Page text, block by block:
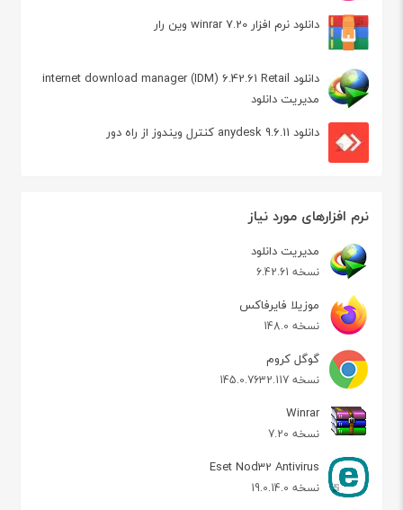
دانلود نرم افزار winrar 7.20 وین رار
دانلود internet download manager (IDM) 6.42.61 Retail
مدیریت دانلود
دانلود anydesk 9.6.11 کنترل ویندوز از راه دور
نرم افزارهای مورد نیاز
مدیریت دانلود
نسخه 6.42.61
موزیلا فایرفاکس
نسخه 148.0
گوگل کروم
نسخه 145.0.7632.117
Winrar
نسخه 7.20
Eset Nod32 Antivirus
نسخه 19.0.14.0